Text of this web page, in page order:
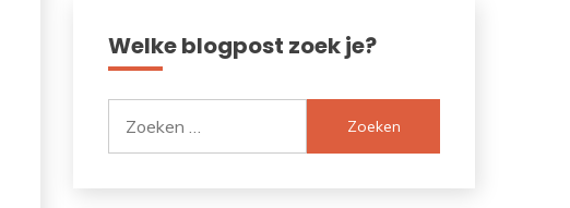
Welke blogpost zoek je?
naar: